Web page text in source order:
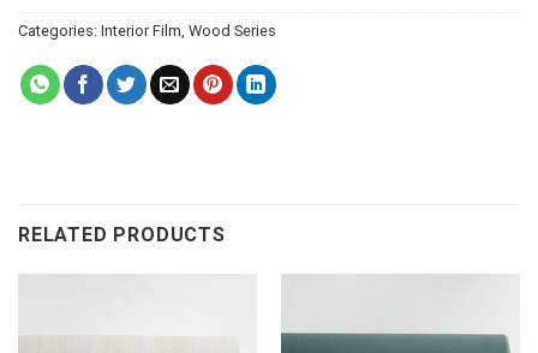
Categories: Interior Film Wood Series
RELATED PRODUCTS